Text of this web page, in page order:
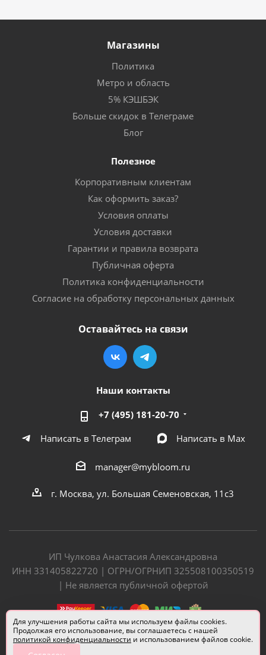
Магазины
Политика
Метро и область
5% КЭШБЭК
Больше скидок в Телеграме
Блог
Полезное
Корпоративным клиентам
Как оформить заказ?
Условия оплаты
Условия доставки
Гарантии и правила возврата
Публичная оферта
Политика конфиденциальности
Согласие на обработку персональных данных
Оставайтесь на связи
Наши контакты
+7 (495) 181-20-70
Написать в Телеграм
Написать в Мах
manager@mybloom.ru
г. Москва, ул. Большая Семеновская, 11с3
ИП Чулкова Анастасия Александровна
ИНН 331405822720 | ОГРН/ОГРНИП 325508100350519
| Не является публичной офертой
Для улучшения работы сайта мы используем файлы cookies.
Продолжая его использование, вы соглашаетесь с нашей
политикой конфиденциальности и использованием файлов cookie.